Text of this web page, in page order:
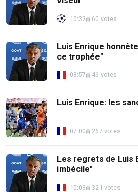
10:32 60 votes
Luis Enrique
ce trophée"
08:57 46 votes
Luis Enrique: les
07:00 267 votes
Les regrets de Luis
imbécile"
10:08 321 votes